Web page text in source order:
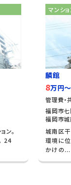
ン。
24
マンショ
麟館
8万円
管理費
福岡市
福岡市
城南区
環境に位
かけの...